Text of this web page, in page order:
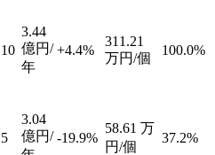
10
3.44
億円/
年
+4.4%
311.21
万円/個
100.0%
5
3.04
億円/ -19.9%
58.61 万
円/個
37.2%